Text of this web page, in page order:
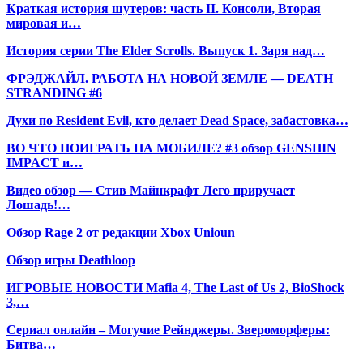
Краткая история шутеров: часть II. Консоли, Вторая
мировая и…
История серии The Elder Scrolls. Выпуск 1. Заря над…
ФРЭДЖАЙЛ. РАБОТА НА НОВОЙ ЗЕМЛЕ — DEATH
STRANDING #6
Духи по Resident Evil, кто делает Dead Space, забастовка…
ВО ЧТО ПОИГРАТЬ НА МОБИЛЕ? #3 обзор GENSHIN
IMPACT и…
Видео обзор — Стив Майнкрафт Лего приручает
Лошадь!…
Обзор Rage 2 от редакции Xbox Unioun
Обзор игры Deathloop
ИГРОВЫЕ НОВОСТИ Mafia 4, The Last of Us 2, BioShock
3,…
Сериал онлайн – Могучие Рейнджеры. Звероморферы:
Битва…